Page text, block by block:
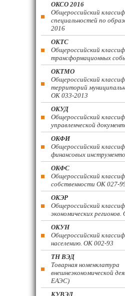
ОКСО 2016
Общероссийский
специальностей по
2016
ОКТС
Общероссийский
трансформационных
ОКТМО
Общероссийский
территорий
ОК 033-2013
ОКУД
Общероссийский
управленческой
ОКФИ
Общероссийский
финансовых
ОКФС
Общероссийский
собственности ОК 027-
ОКЭР
Общероссийский
экономических
ОКУН
Общероссийский
населению. ОК 002-93
ТН ВЭД
Товарная номенклатура
внешнеэкономической
ЕАЭС)
КУВЭД